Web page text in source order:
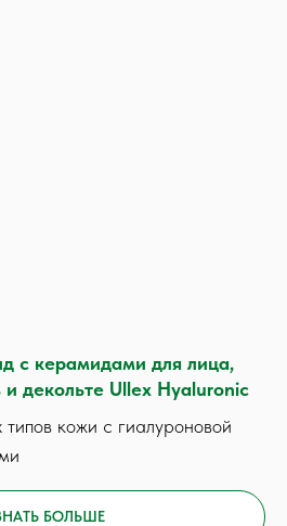
с керамидами для лица,
и декольте Ullex Hyaluronic
кожи с гиалуроновой
БОЛЬШЕ